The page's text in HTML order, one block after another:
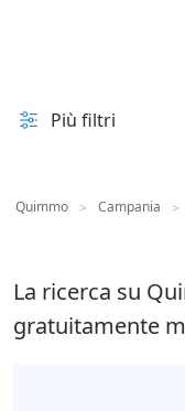
Più filtri
Quimmo > Campania >
La ricerca su
gratuitamente